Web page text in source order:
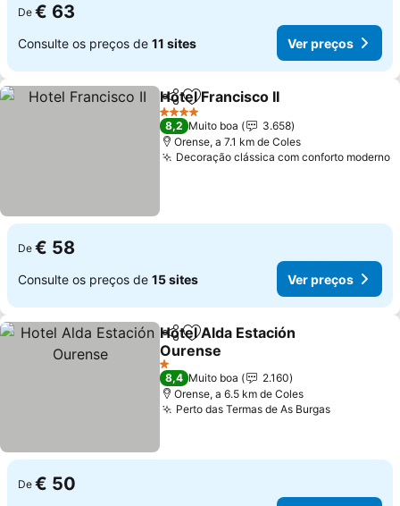
De € 63
Consulte os preços de 11 sites Ver preços
PartilharAdicionar aos favoritos
Hotel Francisco II
4 Estrelas
8,2 Muito boa
3.658
Orense, a 7.1 km de Coles
Decoração clássica com conforto moderno
De € 58
Consulte os preços de 15 sites Ver preços
PartilharAdicionar aos favoritos
Hotel Alda Estación
Ourense
1 Estrelas
8,4 Muito boa
2.160
Orense, a 6.5 km de Coles
Perto das Termas de As Burgas
De € 50